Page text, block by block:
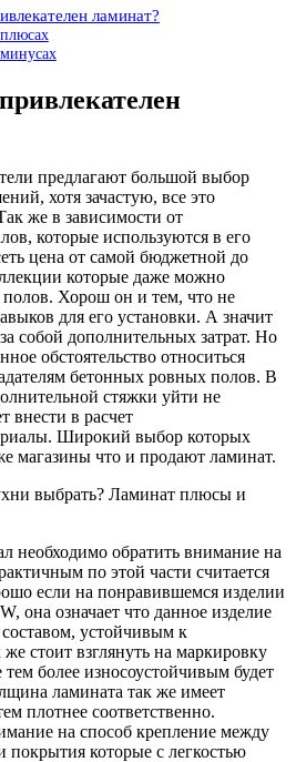
ламинат?
предлагают большой выбор
хотя зачастую, все это
же в зависимости от
которые используются в его
цена от самой бюджетной до
которые даже можно
полов. Хорош он и тем, что не
для его установки. А значит
собой дополнительных затрат. Но
обстоятельство относиться
бетонных ровных полов. В
стяжки уйти не
внести в расчет
Широкий выбор которых
магазины что и продают ламинат.
необходимо обратить внимание на
по этой части считается
если на понравившемся изделии
она означает что данное изделие
устойчивым к
стоит взглянуть на маркировку
более износоустойчивым будет
ламината так же имеет
плотнее соответственно.
на способ крепление между
покрытия которые с легкостью